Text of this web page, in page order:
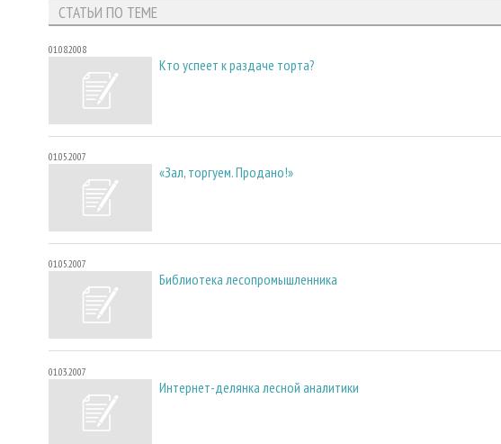
СТАТЬИ ПО ТЕМЕ
01.08.2008
Кто успеет к раздаче торта?
01.05.2007
«Зал, торгуем. Продано!»
01.05.2007
Библиотека лесопромышленника
01.03.2007
Интернет-делянка лесной аналитики